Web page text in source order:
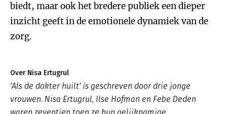
biedt, maar ook het bredere publiek een dieper
inzicht geeft in de emotionele dynamiek van de
zorg.
Over Nisa Ertugrul
'Als de dokter huilt' is geschreven door drie jonge
vrouwen. Nisa Ertugrul, Ilse Hofman en Febe Deden